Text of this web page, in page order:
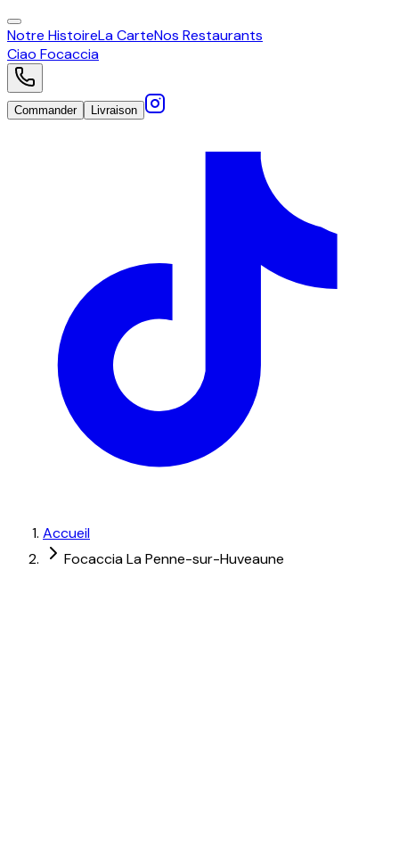
Notre HistoireLa CarteNos Restaurants
Ciao Focaccia
Commander Livraison
Accueil
Focaccia La Penne-sur-Huveaune